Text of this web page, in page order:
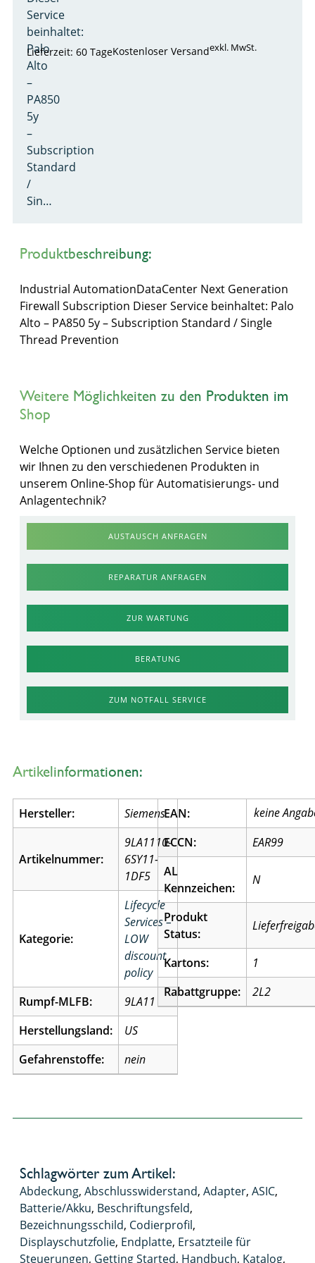
Service
beinhaltet:
Palo
Alto
–
PA850
5y
–
Subscription
Standard
/
Sin…
Lieferzeit: 60 TageKostenloser Versandexkl. MwSt.
Produktbeschreibung:
Industrial AutomationDataCenter Next Generation
Firewall Subscription Dieser Service beinhaltet: Palo
Alto – PA850 5y – Subscription Standard / Single
Thread Prevention
Weitere Möglichkeiten zu den Produkten im
Shop
Welche Optionen und zusätzlichen Service bieten
wir Ihnen zu den verschiedenen Produkten in
unserem Online-Shop für Automatisierungs- und
Anlagentechnik?
AUSTAUSCH ANFRAGEN
REPARATUR ANFRAGEN
ZUR WARTUNG
BERATUNG
ZUM NOTFALL SERVICE
Artikelinformationen:
Hersteller: Siemens
Artikelnummer:
9LA1110-
6SY11-
1DF5
Kategorie:
Lifecycle
Services –
LOW
discount
policy
Rumpf-MLFB:
9LA11
Herstellungsland:
US
Gefahrenstoffe:
nein
EAN:
ECCN:
EAR99
AL
Kennzeichen:
N
Produkt
Status:
Kartons:
1
Rabattgruppe:
2L2
Schlagwörter zum Artikel:
Abdeckung, Abschlusswiderstand, Adapter, ASIC,
Batterie/Akku, Beschriftungsfeld,
Bezeichnungsschild, Codierprofil,
Displayschutzfolie, Endplatte, Ersatzteile für
Steuerungen, Getting Started, Handbuch, Katalog,